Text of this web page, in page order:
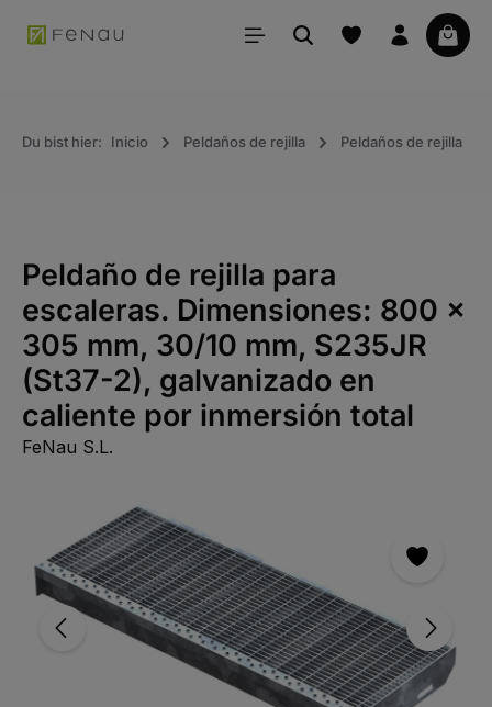
principal La
Du bist hier: Inicio Peldaños de rejilla Peldaños de rejilla
Peldaño de rejilla para
escaleras. Dimensiones: 800 x
305 mm, 30/10 mm, S235JR
(St37-2), galvanizado en
caliente por inmersión total
FeNau S.L.
Saltar la galería de imágenes